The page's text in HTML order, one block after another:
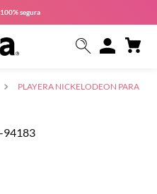
100% segura
PLAYERA NICKELODEON PARA